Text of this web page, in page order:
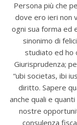
Persona più che
dove ero ieri non
ogni sua forma ed
sinonimo di
studiato ed ho
Giurisprudenza;
“ubi societas, ibi
diritto. Sapere
anche quali e
nostre
consulenza